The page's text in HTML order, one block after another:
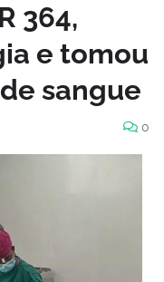
364,
e tomou
sangue
0